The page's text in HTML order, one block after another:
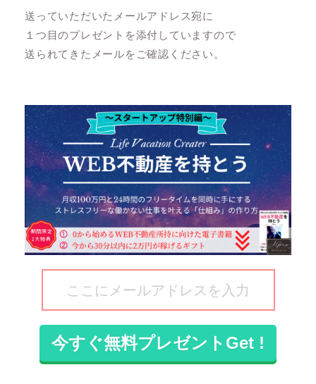
送っていただいたメールアドレス宛に
１つ目のプレゼントを添付していますので
送られてきたメールをご確認ください。